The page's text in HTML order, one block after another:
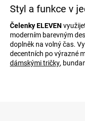
Styl a funkce v
ČelenkyELEVEN
moderním barevným
doplněk na volný čas.
decentních po výrazné
dámskými tričky,